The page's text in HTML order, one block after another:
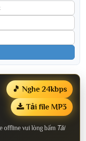
🎵 Nghe 24kbps
Tải file MP3
offline vui lòng bấm Tải